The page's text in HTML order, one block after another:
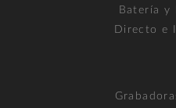
Batería y
Directo e